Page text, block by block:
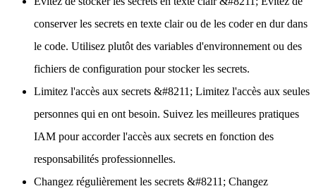
conserver les secrets en texte clair ou de les coder en dur dans
le code. Utilisez plutôt des variables d'environnement ou des
fichiers de configuration pour stocker les secrets.
Limitez l'accès aux secrets &#8211; Limitez l'accès aux seules
personnes qui en ont besoin. Suivez les meilleures pratiques
IAM pour accorder l'accès aux secrets en fonction des
responsabilités professionnelles.
Changez régulièrement les secrets &#8211; Changez